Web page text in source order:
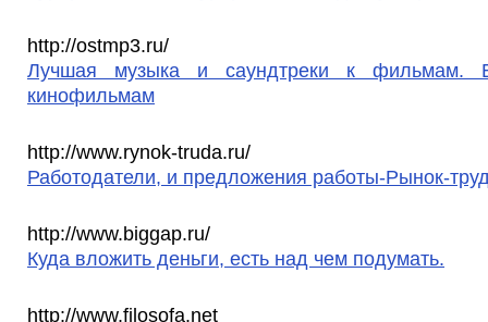
http://ostmp3.ru/
Лучшая музыка и саундтреки к фильмам.
кинофильмам
http://www.rynok-truda.ru/
Работодатели, и предложения работы-Рынок-
http://www.biggap.ru/
Куда вложить деньги, есть над чем подумать.
http://www.filosofa.net